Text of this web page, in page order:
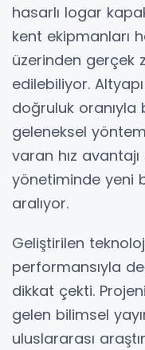
hasarlı logar
kent ekipmanları
üzerinden gerçek
edilebiliyor.
doğruluk oranıyla
geleneksel
varan hız
yönetiminde yeni
aralıyor.
Geliştirilen
performansıyla
dikkat çekti.
gelen bilimsel
uluslararası